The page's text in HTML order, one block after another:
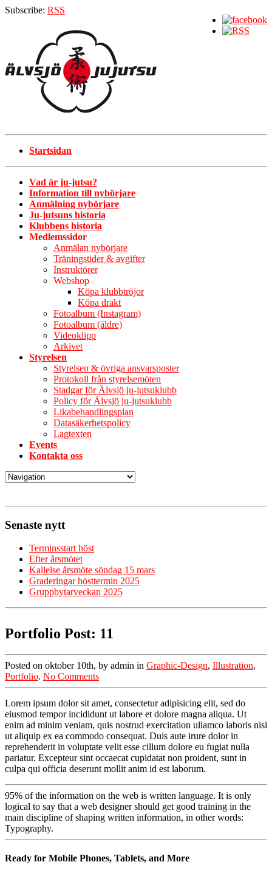
Subscribe: RSS
Startsidan
Vad är ju-jutsu?
Information till nybörjare
Anmälning nybörjare
Ju-jutsuns historia
Klubbens historia
Medlemssidor
Anmälan nybörjare
Träningstider & avgifter
Instruktörer
Webshop
Köpa klubbtröjor
Köpa dräkt
Fotoalbum (Instagram)
Fotoalbum (äldre)
Videoklipp
Arkivet
Styrelsen
Styrelsen & övriga ansvarsposter
Protokoll från styrelsemöten
Stadgar för Älvsjö ju-jutsuklubb
Policy för Älvsjö ju-jutsuklubb
Likabehandlingsplan
Datasäkerhetspolicy
Lagtexten
Events
Kontakta oss
Senaste nytt
Terminsstart höst
Efter årsmötet
Kallelse årsmöte söndag 15 mars
Graderingar hösttermin 2025
Gruppbytarveckan 2025
Portfolio Post: 11
Posted on oktober 10th, by admin in Graphic-Design, Illustration,
Portfolio. No Comments
Lorem ipsum dolor sit amet, consectetur adipisicing elit, sed do
eiusmod tempor incididunt ut labore et dolore magna aliqua. Ut
enim ad minim veniam, quis nostrud exercitation ullamco laboris nisi
ut aliquip ex ea commodo consequat. Duis aute irure dolor in
reprehenderit in voluptate velit esse cillum dolore eu fugiat nulla
pariatur. Excepteur sint occaecat cupidatat non proident, sunt in
culpa qui officia deserunt mollit anim id est laborum.
95% of the information on the web is written language. It is only
logical to say that a web designer should get good training in the
main discipline of shaping written information, in other words:
Typography.
Ready for Mobile Phones, Tablets, and More